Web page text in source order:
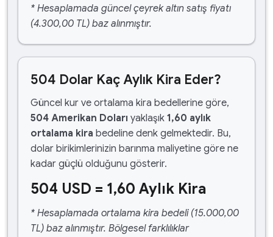
* Hesaplamada güncel çeyrek altın satış fiyatı
(4.300,00 TL) baz alınmıştır.
504 Dolar Kaç Aylık Kira Eder?
Güncel kur ve ortalama kira bedellerine göre,
504 Amerikan Doları yaklaşık 1,60 aylık
ortalama kira bedeline denk gelmektedir. Bu,
dolar birikimlerinizin barınma maliyetine göre ne
kadar güçlü olduğunu gösterir.
504 USD = 1,60 Aylık Kira
* Hesaplamada ortalama kira bedeli (15.000,00
TL) baz alınmıştır. Bölgesel farklılıklar